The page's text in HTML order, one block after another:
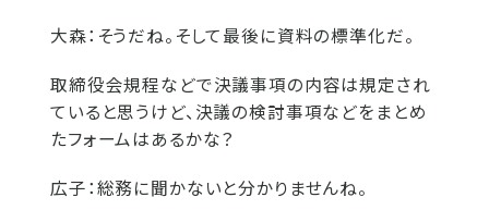
大森： そうだね。そして最後に資料の標準化だ。
取締役会規程などで決議事項の内容は規定され
ていると思うけど、決議の検討事項などをまとめ
たフォームはあるかな？
広子：総務に聞かないと分かりませんね。